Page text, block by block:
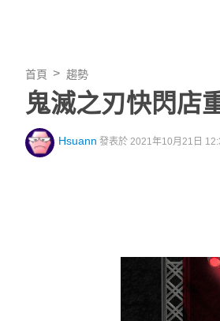
首頁 趨勢
鬼滅之刃快閃店
Hsuann 發表於 2021年10月21日